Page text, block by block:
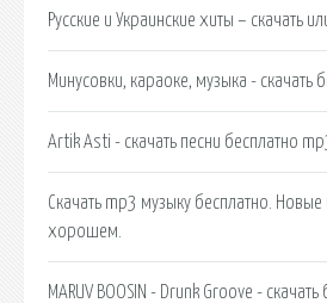
Русские и Украинские хиты – скачать
Минусовки, караоке, музыка - скачать
Artik Asti - скачать песни бесплатно
Скачать mp3 музыку бесплатно.
хорошем.
MARUV BOOSIN - Drunk Groove - скачать